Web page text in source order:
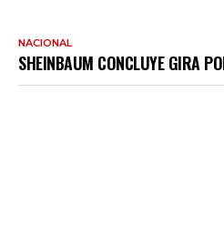
NACIONAL
SHEINBAUM CONCLUYE GIRA